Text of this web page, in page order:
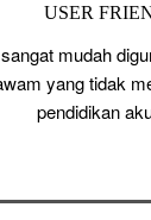
USER
mudah
yang tidak
pendidikan